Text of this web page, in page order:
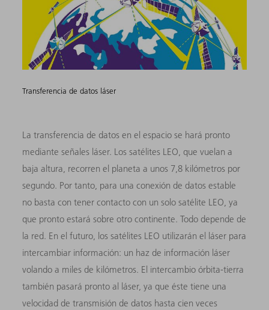
Transferencia de datos láser
La transferencia de datos en el espacio se hará pronto
mediante señales láser. Los satélites LEO, que vuelan a
baja altura, recorren el planeta a unos 7,8 kilómetros por
segundo. Por tanto, para una conexión de datos estable
no basta con tener contacto con un solo satélite LEO, ya
que pronto estará sobre otro continente. Todo depende de
la red. En el futuro, los satélites LEO utilizarán el láser para
intercambiar información: un haz de información láser
volando a miles de kilómetros. El intercambio órbita-tierra
también pasará pronto al láser, ya que éste tiene una
velocidad de transmisión de datos hasta cien veces